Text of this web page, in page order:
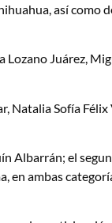
así como
Lozano Juárez,
Natalia Sofía
Albarrán; el
en ambas